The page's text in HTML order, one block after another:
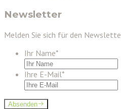
Newsletter
Melden Sie sich für den
Ihr Name*
Ihre E-Mail*
Absenden